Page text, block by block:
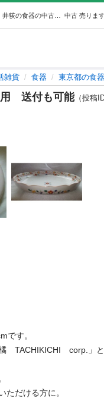
中古 売りま
雑貨 食器 東京都の食器
送付も可能（投稿
です。
　TACHIKICHI　corp.」
ただける方に。